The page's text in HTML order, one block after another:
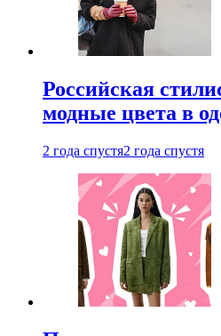
Российская
модные цвета в
2 года спустя2 года спустя